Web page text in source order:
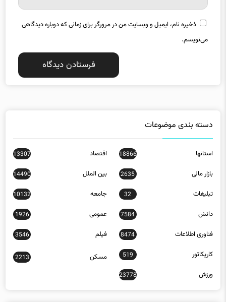
ذخیره نام، ایمیل و وبسایت من در مرورگر برای زمانی که دوباره دیدگاهی
می‌نویسم.
دسته بندی موضوعات
استانها 18866 اقتصاد 13307
بازار مالی 2635 بین الملل 14490
تبلیغات 32 جامعه 10132
دانش 7584 عمومی 1926
فناوری اطلاعات 8474 فیلم 3546
کاریکاتور 519 مسکن 2213
ورزش 23778